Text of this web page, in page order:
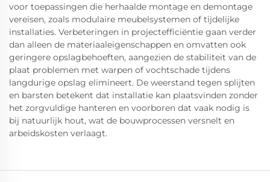
voor toepassingen die herhaalde montage en demontage
vereisen, zoals modulaire meubelsystemen of tijdelijke
installaties. Verbeteringen in projectefficiëntie gaan verder
dan alleen de materiaaleigenschappen en omvatten ook
geringere opslagbehoeften, aangezien de stabiliteit van de
plaat problemen met warpen of vochtschade tijdens
langdurige opslag elimineert. De weerstand tegen splijten
en barsten betekent dat installatie kan plaatsvinden zonder
het zorgvuldige hanteren en voorboren dat vaak nodig is
bij natuurlijk hout, wat de bouwprocessen versnelt en
arbeidskosten verlaagt.